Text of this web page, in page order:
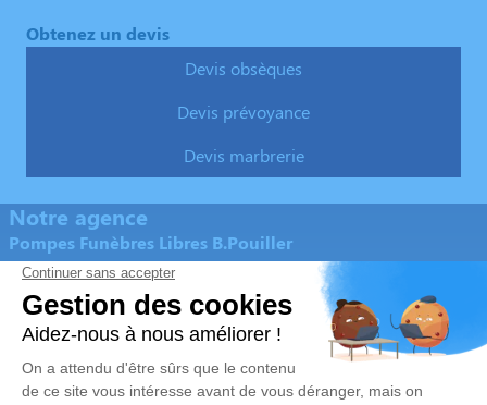
Obtenez un devis
Devis obsèques
Devis prévoyance
Devis marbrerie
Notre agence
Pompes Funèbres Libres B.Pouiller
05 55 56 09 44
contact@abpompesfunebres.fr
6 et 10 place du Champ de Mars - 87400 - Saint-Léonard-
5/5 - 91 avis